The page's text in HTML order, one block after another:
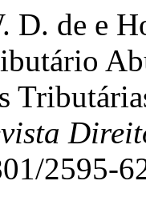
D. de e
2595-